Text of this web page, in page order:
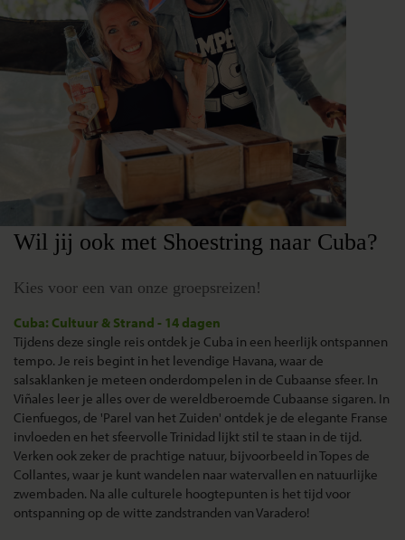
Wil jij ook met Shoestring naar Cuba?
Kies voor een van onze groepsreizen!
Cuba: Cultuur & Strand - 14 dagen
Tijdens deze single reis ontdek je Cuba in een heerlijk ontspannen
tempo. Je reis begint in het levendige Havana, waar de
salsaklanken je meteen onderdompelen in de Cubaanse sfeer. In
Viñales leer je alles over de wereldberoemde Cubaanse sigaren. In
Cienfuegos, de 'Parel van het Zuiden' ontdek je de elegante Franse
invloeden en het sfeervolle Trinidad lijkt stil te staan in de tijd.
Verken ook zeker de prachtige natuur, bijvoorbeeld in Topes de
Collantes, waar je kunt wandelen naar watervallen en natuurlijke
zwembaden. Na alle culturele hoogtepunten is het tijd voor
ontspanning op de witte zandstranden van Varadero!